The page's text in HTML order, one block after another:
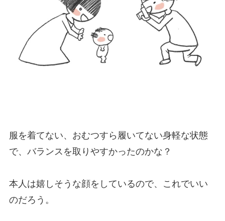
服を着てない、おむつすら履いてない身軽な状態
で、バランスを取りやすかったのかな？
本人は嬉しそうな顔をしているので、これでいい
のだろう。